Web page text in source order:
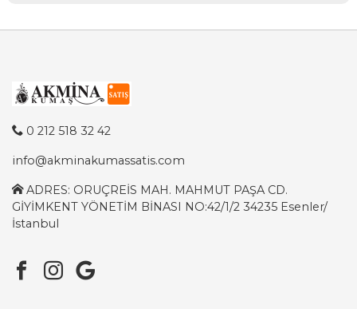
0 212 518 32 42
info@akminakumassatis.com
ADRES: ORUÇREİS MAH. MAHMUT PAŞA CD.
GİYİMKENT YÖNETİM BİNASI NO:42/1/2 34235 Esenler/
İstanbul